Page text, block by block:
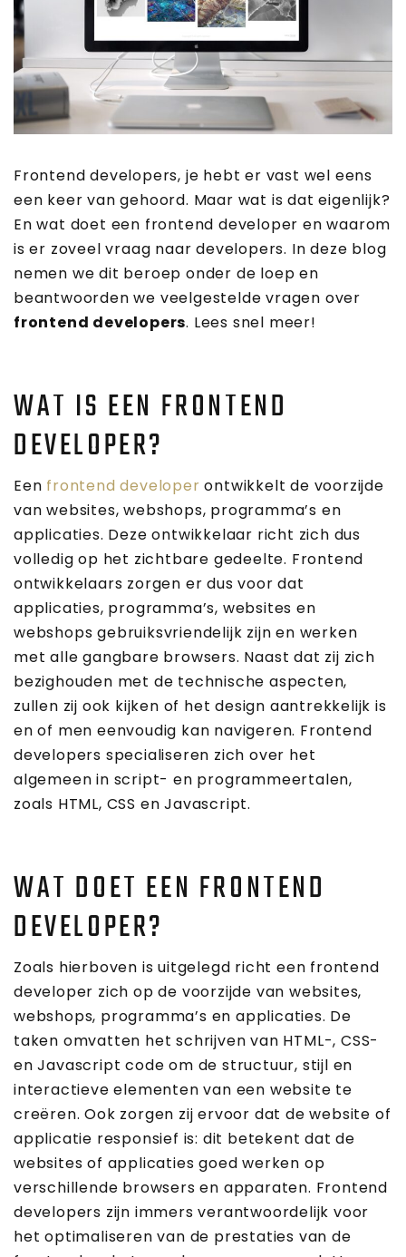
Frontend developers, je hebt er vast wel eens
een keer van gehoord. Maar wat is dat eigenlijk?
En wat doet een frontend developer en waarom
is er zoveel vraag naar developers. In deze blog
nemen we dit beroep onder de loep en
beantwoorden we veelgestelde vragen over
frontend developers. Lees snel meer!
WAT IS EEN FRONTEND
DEVELOPER?
Een frontend developer ontwikkelt de voorzijde
van websites, webshops, programma’s en
applicaties. Deze ontwikkelaar richt zich dus
volledig op het zichtbare gedeelte. Frontend
ontwikkelaars zorgen er dus voor dat
applicaties, programma’s, websites en
webshops gebruiksvriendelijk zijn en werken
met alle gangbare browsers. Naast dat zij zich
bezighouden met de technische aspecten,
zullen zij ook kijken of het design aantrekkelijk is
en of men eenvoudig kan navigeren. Frontend
developers specialiseren zich over het
algemeen in script- en programmeertalen,
zoals HTML, CSS en Javascript.
WAT DOET EEN FRONTEND
DEVELOPER?
Zoals hierboven is uitgelegd richt een frontend
developer zich op de voorzijde van websites,
webshops, programma’s en applicaties. De
taken omvatten het schrijven van HTML-, CSS-
en Javascript code om de structuur, stijl en
interactieve elementen van een website te
creëren. Ook zorgen zij ervoor dat de website of
applicatie responsief is: dit betekent dat de
websites of applicaties goed werken op
verschillende browsers en apparaten. Frontend
developers zijn immers verantwoordelijk voor
het optimaliseren van de prestaties van de